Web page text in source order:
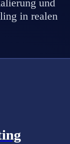
und
in realen